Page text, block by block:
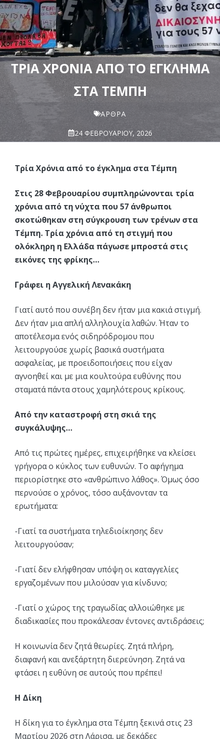
ΤΡΊΑ ΧΡΌΝΙΑ ΑΠΌ ΤΟ ΈΓΚΛΗΜΑ
ΣΤΑ ΤΈΜΠΗ
ΆΡΘΡΑ
24 ΦΕΒΡΟΥΑΡΊΟΥ, 2026
Τρία Χρόνια από το έγκλημα στα Τέμπη
Στις 28 Φεβρουαρίου συμπληρώνονται τρία
χρόνια από τη νύχτα που 57 άνθρωποι
σκοτώθηκαν στη σύγκρουση των τρένων στα
Τέμπη. Τρία χρόνια από τη στιγμή που
ολόκληρη η Ελλάδα πάγωσε μπροστά στις
εικόνες της φρίκης…
Γράφει η Αγγελική Λενακάκη
Γιατί αυτό που συνέβη δεν ήταν μια κακιά στιγμή.
Δεν ήταν μια απλή αλληλουχία λαθών. Ήταν το
αποτέλεσμα ενός σιδηρόδρομου που
λειτουργούσε χωρίς βασικά συστήματα
ασφαλείας, με προειδοποιήσεις που είχαν
αγνοηθεί και με μια κουλτούρα ευθύνης που
σταματά πάντα στους χαμηλότερους κρίκους.
Από την καταστροφή στη σκιά της
συγκάλυψης…
Από τις πρώτες ημέρες, επιχειρήθηκε να κλείσει
γρήγορα ο κύκλος των ευθυνών. Το αφήγημα
περιορίστηκε στο «ανθρώπινο λάθος». Όμως όσο
περνούσε ο χρόνος, τόσο αυξάνονταν τα
ερωτήματα:
-Γιατί τα συστήματα τηλεδιοίκησης δεν
λειτουργούσαν;
-Γιατί δεν ελήφθησαν υπόψη οι καταγγελίες
εργαζομένων που μιλούσαν για κίνδυνο;
-Γιατί ο χώρος της τραγωδίας αλλοιώθηκε με
διαδικασίες που προκάλεσαν έντονες αντιδράσεις;
Η κοινωνία δεν ζητά θεωρίες. Ζητά πλήρη,
διαφανή και ανεξάρτητη διερεύνηση. Ζητά να
φτάσει η ευθύνη σε αυτούς που πρέπει!
Η Δίκη
Η δίκη για το έγκλημα στα Τέμπη ξεκινά στις 23
Μαρτίου 2026 στη Λάρισα, με δεκάδες